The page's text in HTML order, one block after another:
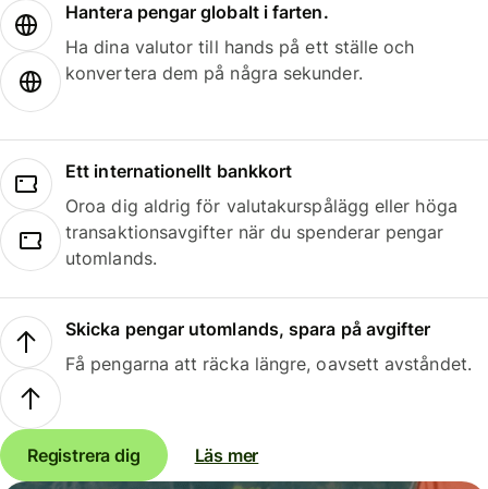
Hantera pengar globalt i farten.
Ha dina valutor till hands på ett ställe och
konvertera dem på några sekunder.
Ett internationellt bankkort
Oroa dig aldrig för valutakurspålägg eller höga
transaktionsavgifter när du spenderar pengar
utomlands.
Skicka pengar utomlands, spara på avgifter
Få pengarna att räcka längre, oavsett avståndet.
Registrera dig Läs mer